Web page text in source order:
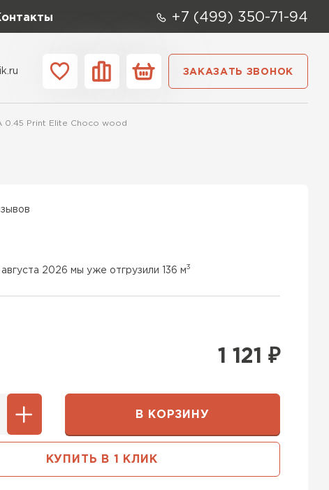
+7 (499) 350-71-94
ЗАКАЗАТЬ ЗВОНОК
0.45 Print Elite Choco wood
2026 мы уже отгрузили 136 м3
1 121 ₽
В КОРЗИНУ
КУПИТЬ В 1 КЛИК